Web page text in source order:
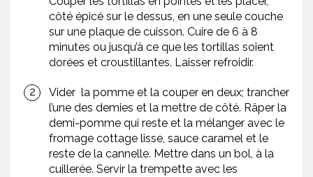
côté épicé sur le dessus, en une seule couche
sur une plaque de cuisson. Cuire de 6 à 8
minutes ou jusqu’à ce que les tortillas soient
dorées et croustillantes. Laisser refroidir.
Vider la pomme et la couper en deux; trancher
l’une des demies et la mettre de côté. Râper la
demi-pomme qui reste et la mélanger avec le
fromage cottage lisse, sauce caramel et le
reste de la cannelle. Mettre dans un bol, à la
cuillerée. Servir la trempette avec les